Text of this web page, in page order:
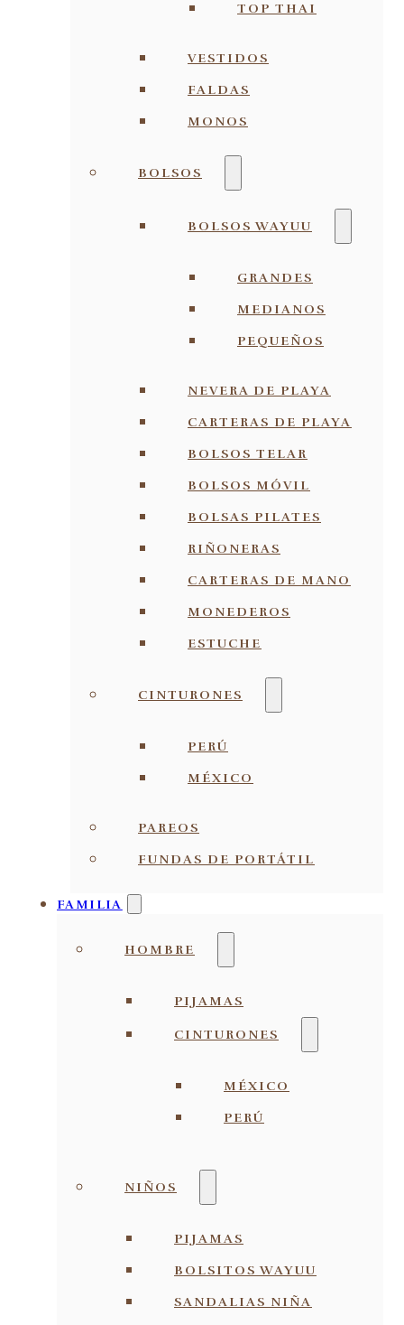
TOP THAI
VESTIDOS
FALDAS
MONOS
BOLSOS
BOLSOS WAYUU
GRANDES
MEDIANOS
PEQUEÑOS
NEVERA DE PLAYA
CARTERAS DE PLAYA
BOLSOS TELAR
BOLSOS MÓVIL
BOLSAS PILATES
RIÑONERAS
CARTERAS DE MANO
MONEDEROS
ESTUCHE
CINTURONES
PERÚ
MÉXICO
PAREOS
FUNDAS DE PORTÁTIL
FAMILIA
HOMBRE
PIJAMAS
CINTURONES
MÉXICO
PERÚ
NIÑOS
PIJAMAS
BOLSITOS WAYUU
SANDALIAS NIÑA